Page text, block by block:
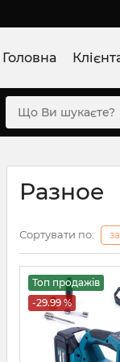
Головна
Разное
Сортувати по:
Топ продажів
-29.99 %